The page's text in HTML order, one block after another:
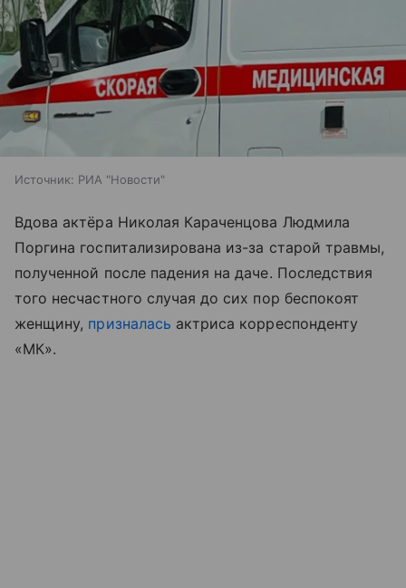
Источник: РИА "Новости"
Вдова актёра Николая Караченцова Людмила
Поргина госпитализирована из-за старой травмы,
полученной после падения на даче. Последствия
того несчастного случая до сих пор беспокоят
женщину, призналась актриса корреспонденту
«МК».